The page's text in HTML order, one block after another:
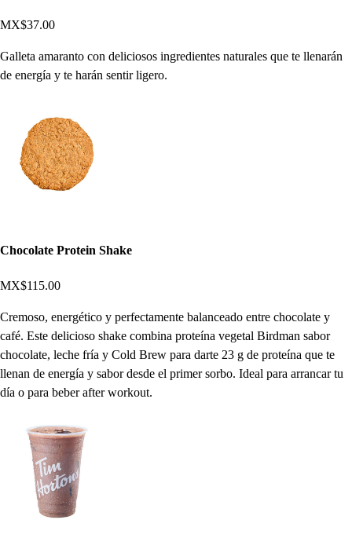
MX$37.00
Galleta amaranto con deliciosos ingredientes naturales que te llenarán
de energía y te harán sentir ligero.
Chocolate Protein Shake
MX$115.00
Cremoso, energético y perfectamente balanceado entre chocolate y
café. Este delicioso shake combina proteína vegetal Birdman sabor
chocolate, leche fría y Cold Brew para darte 23 g de proteína que te
llenan de energía y sabor desde el primer sorbo. Ideal para arrancar tu
día o para beber after workout.